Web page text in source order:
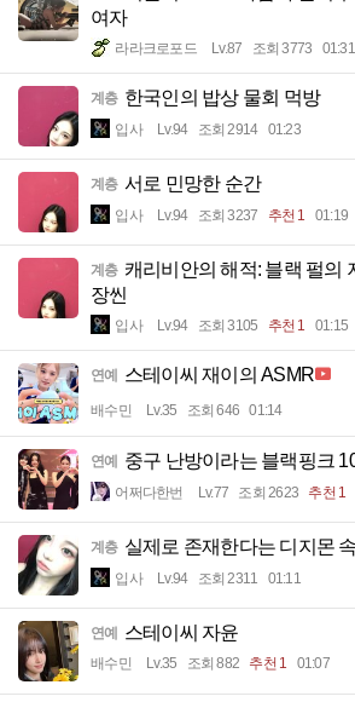
여자
라라크로포드 Lv.87 조회 3773 01:31
계층 한국인의 밥상 물회 먹방
입사 Lv.94 조회 2914 01:23
계층 서로 민망한 순간
입사 Lv.94 조회 3237 추천 1 01:19
계층 캐리비안의 해적: 블랙 펄의
장씬
입사 Lv.94 조회 3105 추천 1 01:15
연예 스테이씨 재이의 ASMR
배수민 Lv.35 조회 646 01:14
연예 중구 난방이라는 블랙핑크
어쩌다한번 Lv.77 조회 2623 추천 1
계층 실제로 존재한다는 디지몬
입사 Lv.94 조회 2311 01:11
연예 스테이씨 자윤
배수민 Lv.35 조회 882 추천 1 01:07